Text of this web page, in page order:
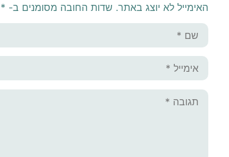
האימייל לא יוצג באתר. שדות החובה מסומנים ב- *